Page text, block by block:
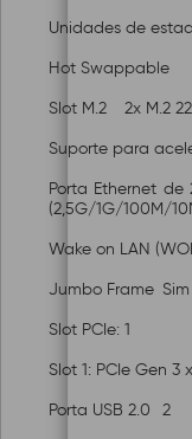
Unidades de
Hot Swappable
Slot M.2
2x M.2
Suporte para
Porta Ethernet de
(2,5G/1G/100M/
Wake on LAN
Jumbo Frame Sim
Slot PCIe: 1
Slot 1: PCIe Gen 3
Porta USB 2.0
2